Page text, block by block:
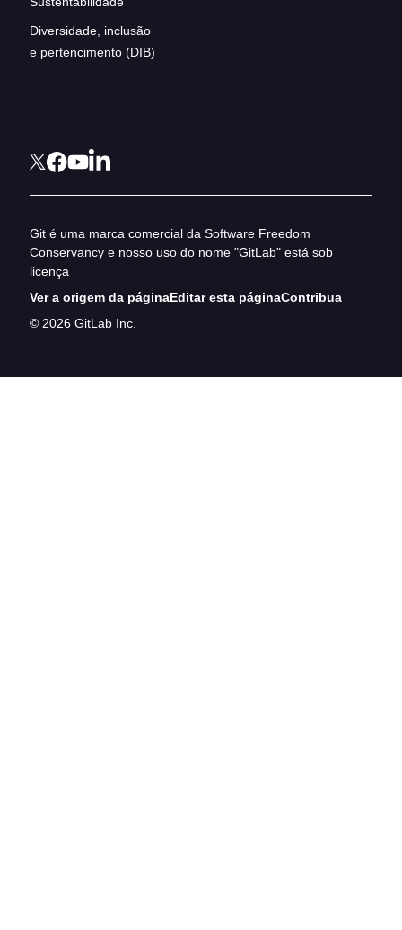
Diversidade, inclusão
e pertencimento (DIB)
Git é uma marca comercial da Software Freedom
Conservancy e nosso uso do nome "GitLab" está sob
licença
Ver a origem da páginaEditar esta páginaContribua
© 2026 GitLab Inc.